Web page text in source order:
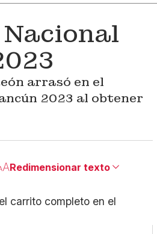
arrasó en el
2023 al obtener
Redimensionar texto
Pequeño